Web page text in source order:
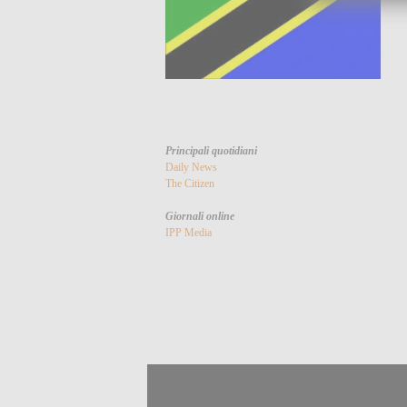
Principali quotidiani
Daily News
The Citizen
Giornali online
IPP Media